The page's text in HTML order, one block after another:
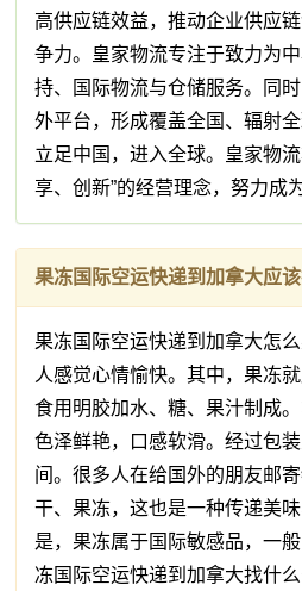
高供应链效益，推动企业供应
争力。皇家物流专注于致力为
持、国际物流与仓储服务。同
外平台，形成覆盖全国、辐射
立足中国，进入全球。皇家物
享、创新”的经营理念，努力成
果冻国际空运快递到加拿大应该
果冻国际空运快递到加拿大怎
人感觉心情愉快。其中，果冻
食用明胶加水、糖、果汁制成
色泽鲜艳，口感软滑。经过包
间。很多人在给国外的朋友邮
干、果冻，这也是一种传递美
是，果冻属于国际敏感品，一
冻国际空运快递到加拿大找什